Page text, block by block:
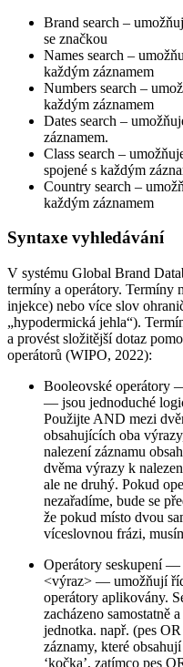
Brand search –
se značkou
Names search –
každým záznamem
Numbers search –
každým záznamem
Dates search –
záznamem.
Class search –
spojené s každým
Country search –
každým záznamem
Syntaxe vyhledávání
V systému Global Brand
termíny a operátory. Termíny
injekce) nebo více slov
„hypodermická jehla“).
a provést složitější dotaz
operátorů (WIPO, 2022):
Booleovské
— jsou jednoduché
Použijte AND mezi
obsahujících oba
nalezení záznamu
dvěma výrazy k
ale ne druhý. Pokud
nezařadíme, bude se
že pokud místo dvou
víceslovnou frázi,
Operátory seskupení
<výraz> — umožňují
operátory aplikovány.
zacházeno samostatně
jednotka. např. (pes
záznamy, které
‘kočka’, zatímco pes